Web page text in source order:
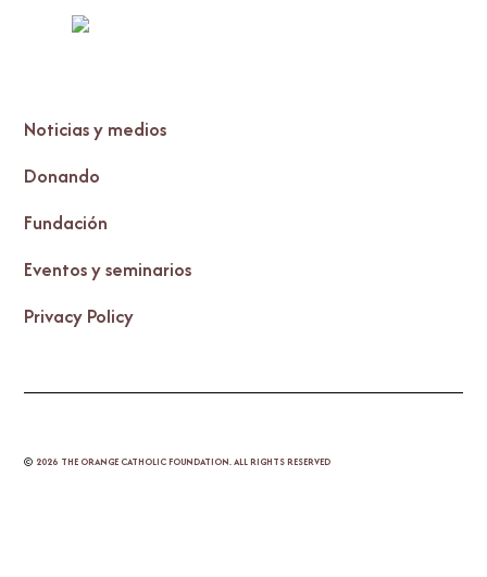
Noticias y medios
Donando
Fundación
Eventos y seminarios
Privacy Policy
© 2026 THE ORANGE CATHOLIC FOUNDATION. ALL RIGHTS RESERVED